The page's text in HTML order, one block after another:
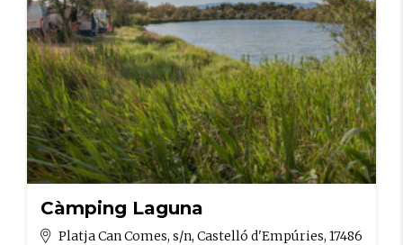
Càmping Laguna
Platja Can Comes, s/n, Castelló d'Empúries, 17486